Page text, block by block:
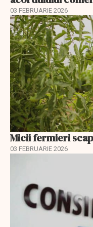
03 FEBRUARIE 2026
Micii fermieri
03 FEBRUARIE 2026